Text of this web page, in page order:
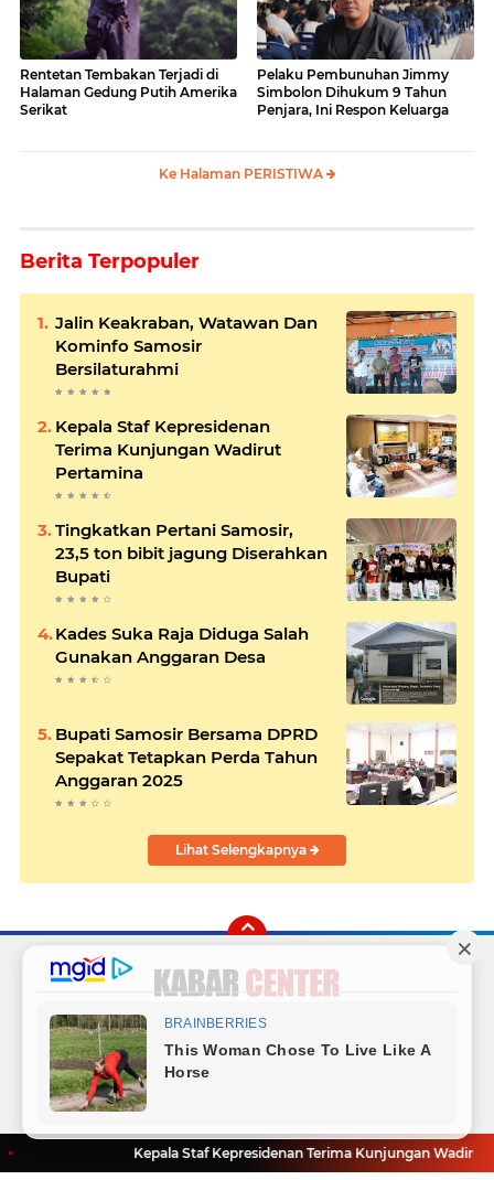
Rentetan Tembakan Terjadi di
Halaman Gedung Putih Amerika
Serikat
Pelaku Pembunuhan Jimmy
Simbolon Dihukum 9 Tahun
Penjara, Ini Respon Keluarga
Ke Halaman PERISTIWA
Berita Terpopuler
Jalin Keakraban, Watawan Dan
Kominfo Samosir
Bersilaturahmi
Kepala Staf Kepresidenan
Terima Kunjungan Wadirut
Pertamina
Tingkatkan Pertani Samosir,
23,5 ton bibit jagung Diserahkan
Bupati
Kades Suka Raja Diduga Salah
Gunakan Anggaran Desa
Bupati Samosir Bersama DPRD
Sepakat Tetapkan Perda Tahun
Anggaran 2025
Lihat Selengkapnya
FacebookInstagram
TwitterYouTube
Redaksi
Kepala Staf Kepresidenan Terima Kunjungan Wadirut